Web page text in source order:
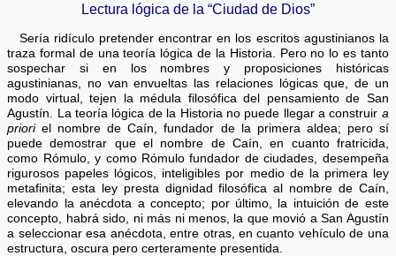
Lectura lógica de la “Ciudad de Dios”
Sería ridículo pretender encontrar en los escritos agustinianos la
traza formal de una teoría lógica de la Historia. Pero no lo es tanto
sospechar si en los nombres y proposiciones históricas
agustinianas, no van envueltas las relaciones lógicas que, de un
modo virtual, tejen la médula filosófica del pensamiento de San
Agustín. La teoría lógica de la Historia no puede llegar a construir a
prioriel nombre de Caín, fundador de la primera aldea; pero sí
puede demostrar que el nombre de Caín, en cuanto fratricida,
como Rómulo, y como Rómulo fundador de ciudades, desempeña
rigurosos papeles lógicos, inteligibles por medio de la primera ley
metafinita; esta ley presta dignidad filosófica al nombre de Caín,
elevando la anécdota a concepto; por último, la intuición de este
concepto, habrá sido, ni más ni menos, la que movió a San Agustín
a seleccionar esa anécdota, entre otras, en cuanto vehículo de una
estructura, oscura pero certeramente presentida.